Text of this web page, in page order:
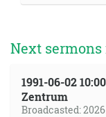
Next
1991-06-02
Zentrum
Broadcasted: